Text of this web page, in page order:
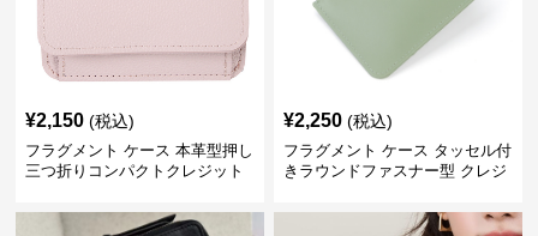
¥2,150 (税込)
フラグメント ケース 本革型押し
三つ折りコンパクトクレジット
¥2,250 (税込)
フラグメント ケース タッセル付
きラウンドファスナー型 クレジ